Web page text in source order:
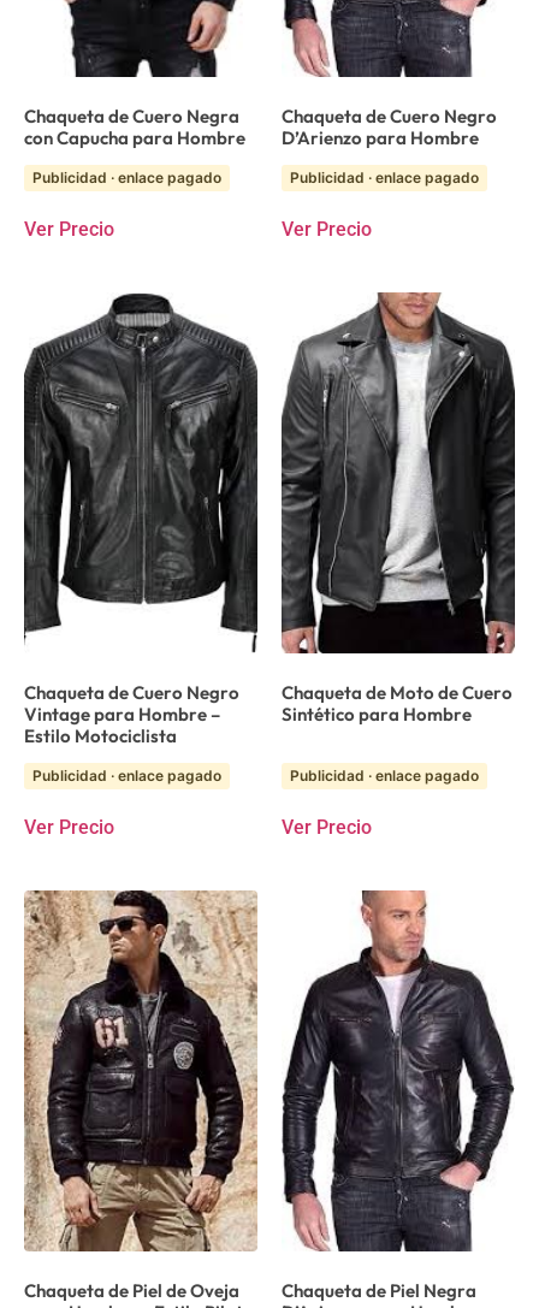
Chaqueta de Cuero Negra
con Capucha para Hombre
Publicidad · enlace pagado
Ver Precio
Chaqueta de Cuero Negro
D’Arienzo para Hombre
Publicidad · enlace pagado
Ver Precio
Chaqueta de Cuero Negro
Vintage para Hombre –
Estilo Motociclista
Publicidad · enlace pagado
Ver Precio
Chaqueta de Moto de Cuero
Sintético para Hombre
Publicidad · enlace pagado
Ver Precio
Chaqueta de Piel de Oveja
Chaqueta de Piel Negra